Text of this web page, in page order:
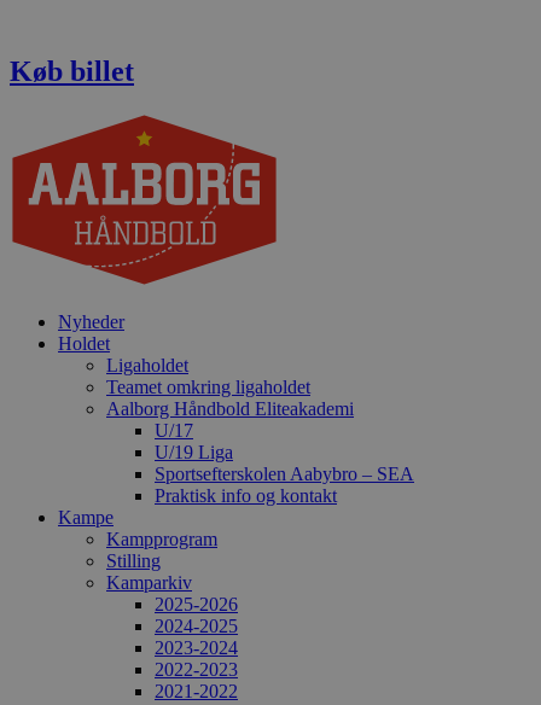
indhold
Køb billet
Nyheder
Holdet
Ligaholdet
Teamet omkring ligaholdet
Aalborg Håndbold Eliteakademi
U/17
U/19 Liga
Sportsefterskolen Aabybro – SEA
Praktisk info og kontakt
Kampe
Kampprogram
Stilling
Kamparkiv
2025-2026
2024-2025
2023-2024
2022-2023
2021-2022